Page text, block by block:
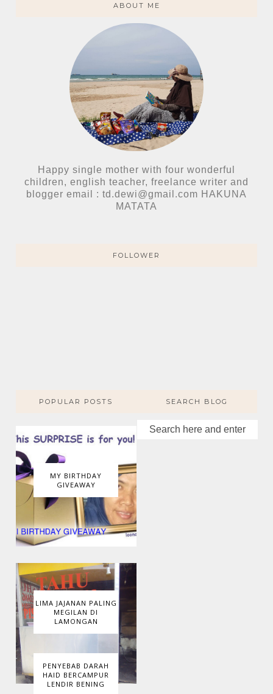
ABOUT ME
Happy single mother with four wonderful
children, english teacher, freelance writer and
blogger email : td.dewi@gmail.com HAKUNA
MATATA
FOLLOWER
POPULAR POSTS
MY BIRTHDAY
GIVEAWAY
LIMA JAJANAN PALING
MEGILAN DI
LAMONGAN
PENYEBAB DARAH
HAID BERCAMPUR
LENDIR BENING
SEARCH BLOG